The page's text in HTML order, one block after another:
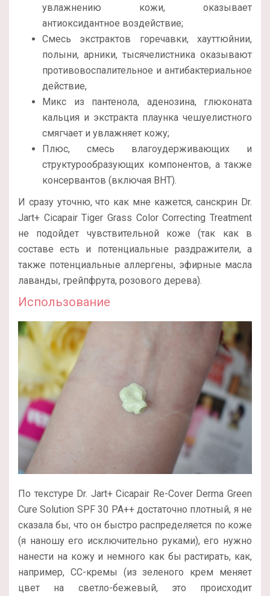
увлажнению кожи, оказывает
антиоксидантное воздействие;
Смесь экстрактов горечавки, хауттюйнии,
полыни, арники, тысячелистника оказывают
противовоспалительное и антибактериальное
действие,
Микс из пантенола, аденозина, глюконата
кальция и экстракта плаунка чешуелистного
смягчает и увлажняет кожу;
Плюс, смесь влагоудерживающих и
структурообразующих компонентов, а также
консервантов (включая BHT).
И сразу уточню, что как мне кажется, санскрин Dr.
Jart+ Cicapair Tiger Grass Color Correcting Treatment
не подойдет чувствительной коже (так как в
составе есть и потенциальные раздражители, а
также потенциальные аллергены, эфирные масла
лаванды, грейпфрута, розового дерева).
Использование
По текстуре Dr. Jart+ Cicapair Re-Cover Derma Green
Cure Solution SPF 30 PA++ достаточно плотный, я не
сказала бы, что он быстро распределяется по коже
(я наношу его исключительно руками), его нужно
нанести на кожу и немного как бы растирать, как,
например, СС-кремы (из зеленого крем меняет
цвет на светло-бежевый, это происходит